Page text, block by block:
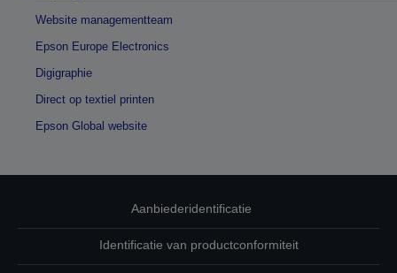
Website managementteam
Epson Europe Electronics
Digigraphie
Direct op textiel printen
Epson Global website
Aanbiederidentificatie
Identificatie van productconformiteit